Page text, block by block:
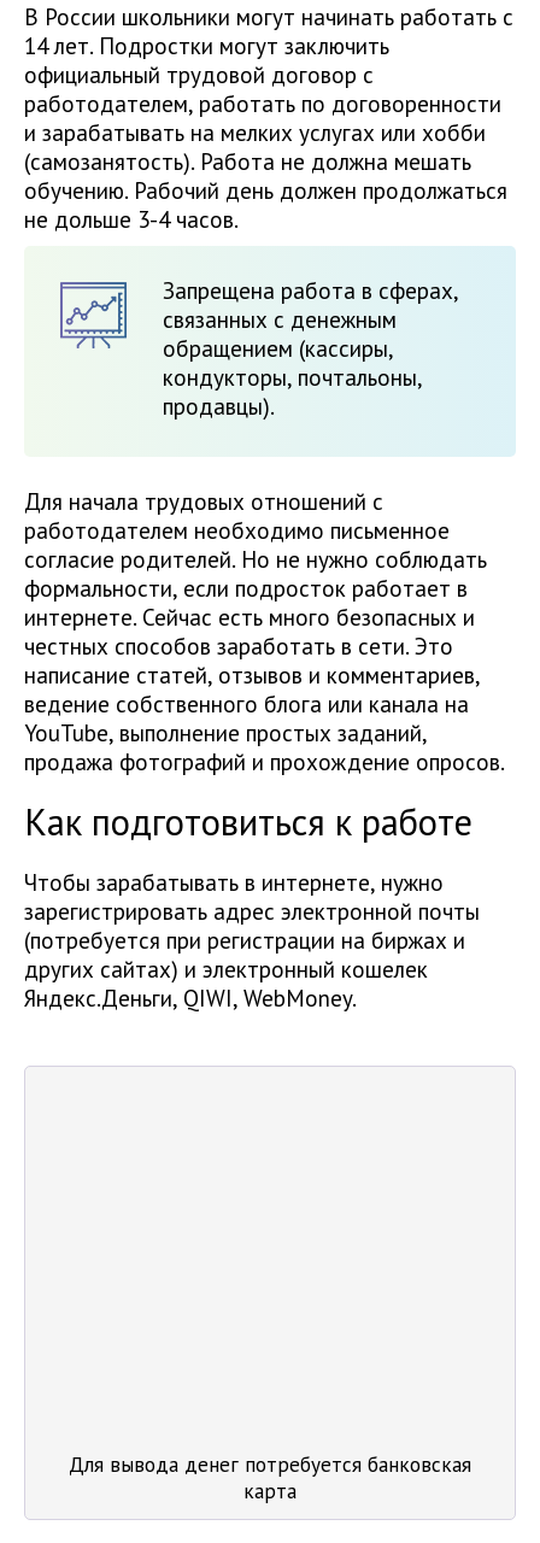
В России школьники могут начинать работать с
14 лет. Подростки могут заключить
официальный трудовой договор с
работодателем, работать по договоренности
и зарабатывать на мелких услугах или хобби
(самозанятость). Работа не должна мешать
обучению. Рабочий день должен продолжаться
не дольше 3-4 часов.
Запрещена работа в сферах,
связанных с денежным
обращением (кассиры,
кондукторы, почтальоны,
продавцы).
Для начала трудовых отношений с
работодателем необходимо письменное
согласие родителей. Но не нужно соблюдать
формальности, если подросток работает в
интернете. Сейчас есть много безопасных и
честных способов заработать в сети. Это
написание статей, отзывов и комментариев,
ведение собственного блога или канала на
YouTube, выполнение простых заданий,
продажа фотографий и прохождение опросов.
Как подготовиться к работе
Чтобы зарабатывать в интернете, нужно
зарегистрировать адрес электронной почты
(потребуется при регистрации на биржах и
других сайтах) и электронный кошелек
Яндекс.Деньги, QIWI, WebMoney.
Для вывода денег потребуется банковская
карта